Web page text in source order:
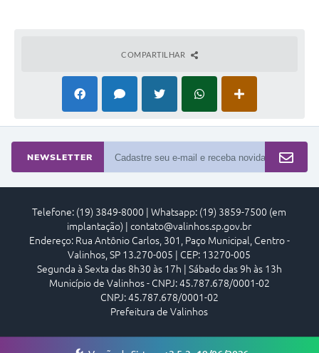
COMPARTILHAR
NEWSLETTER
Telefone: (19) 3849-8000 | Whatsapp: (19) 3859-7500 (em
implantação) | contato@valinhos.sp.gov.br
Endereço: Rua Antônio Carlos, 301, Paço Municipal, Centro -
Valinhos, SP 13.270-005 | CEP: 13270-005
Segunda à Sexta das 8h30 às 17h | Sábado das 9h às 13h
Município de Valinhos - CNPJ: 45.787.678/0001-02
CNPJ: 45.787.678/0001-02
Prefeitura de Valinhos